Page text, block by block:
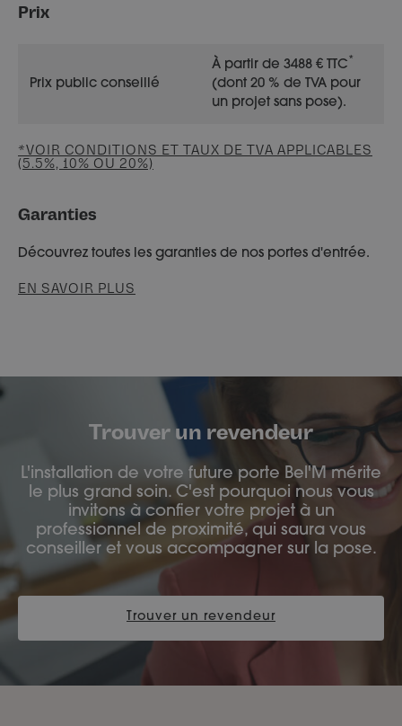
Prix
Prix public conseillé
À partir de 3488 € TTC *
(dont 20 % de TVA pour
un projet sans pose).
*VOIR CONDITIONS ET TAUX DE TVA APPLICABLES
(5.5%, 10% OU 20%)
Garanties
Découvrez toutes les garanties de nos portes d'entrée.
EN SAVOIR PLUS
Trouver un revendeur
L'installation de votre future porte Bel'M mérite
le plus grand soin. C'est pourquoi nous vous
invitons à confier votre projet à un
professionnel de proximité, qui saura vous
conseiller et vous accompagner sur la pose.
Trouver un revendeur